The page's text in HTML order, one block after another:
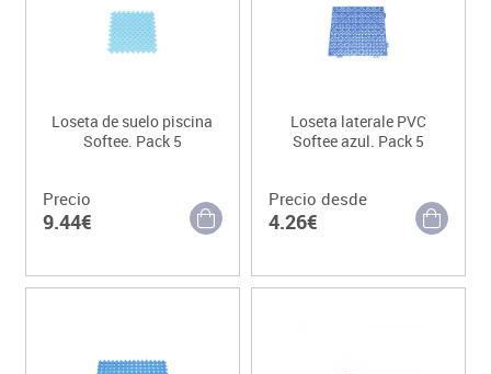
Loseta de suelo piscina
Softee. Pack 5
Precio
9.44€
Loseta laterale PVC
Softee azul. Pack 5
Precio desde
4.26€